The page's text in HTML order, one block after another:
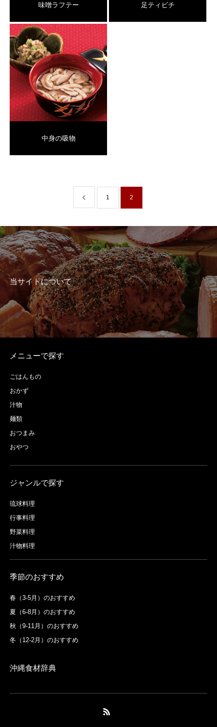
味噌ラフテー 足ティビチ
中身の吸物
1 2
当サイトについて
メニューで探す
ごはんもの
おかず
汁物
麺類
おつまみ
おやつ
ジャンルで探す
琉球料理
行事料理
野菜料理
汁物料理
季節のおすすめ
春（3-5月）のおすすめ
夏（6-8月）のおすすめ
秋（9-11月）のおすすめ
冬（12-2月）のおすすめ
沖縄食材辞典